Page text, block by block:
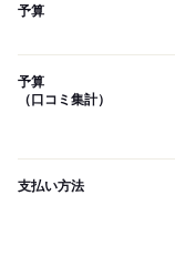
予算
予算
（口コミ集計）
支払い方法